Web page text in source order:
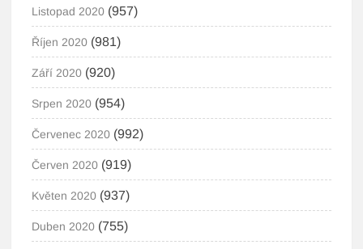
Listopad 2020 (957)
Říjen 2020 (981)
Září 2020 (920)
Srpen 2020 (954)
Červenec 2020 (992)
Červen 2020 (919)
Květen 2020 (937)
Duben 2020 (755)